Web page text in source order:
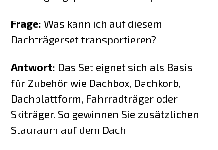
Frage: Was kann ich auf diesem
Dachträgerset transportieren?
Antwort: Das Set eignet sich als Basis
für Zubehör wie Dachbox, Dachkorb,
Dachplattform, Fahrradträger oder
Skiträger. So gewinnen Sie zusätzlichen
Stauraum auf dem Dach.